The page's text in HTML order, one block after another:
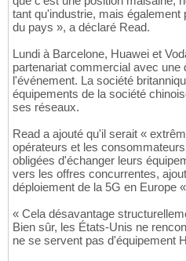
tant qu'industrie, mais également
du pays », a déclaré Read.
Lundi à Barcelone, Huawei et
partenariat commercial avec une
l'événement. La société
équipements de la société
ses réseaux.
Read a ajouté qu'il serait «
opérateurs et les
obligées d'échanger leurs
vers les offres concurrentes,
déploiement de la 5G en Europe
« Cela désavantage
Bien sûr, les États-Unis ne
ne se servent pas d'équipement